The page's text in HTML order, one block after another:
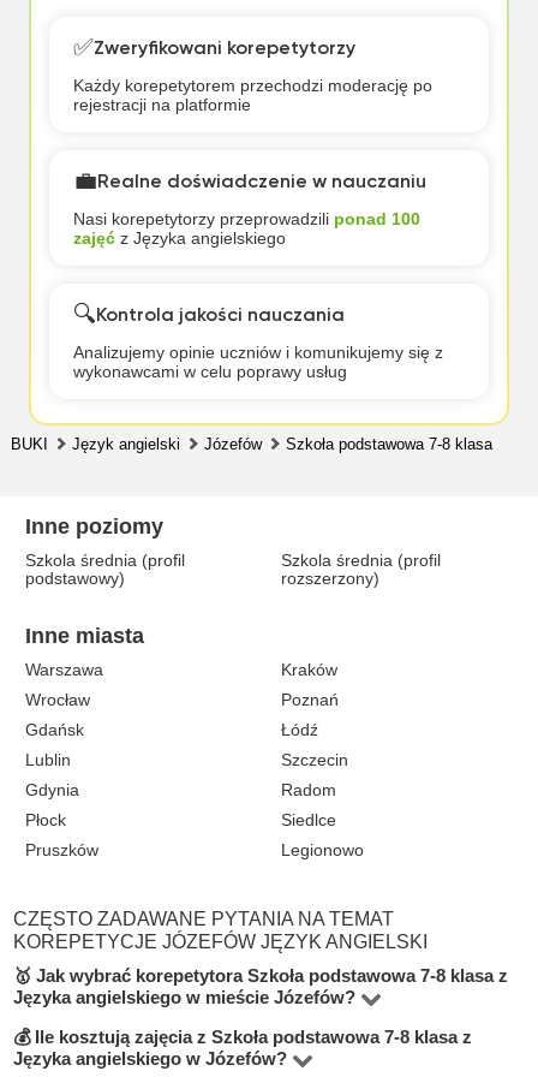
✅Zweryfikowani korepetytorzy
Każdy korepetytorem przechodzi moderację po
rejestracji na platformie
💼Realne doświadczenie w nauczaniu
Nasi korepetytorzy przeprowadzili ponad 100
zajęćz Języka angielskiego
🔍Kontrola jakości nauczania
Analizujemy opinie uczniów i komunikujemy się z
wykonawcami w celu poprawy usług
BUKI Język angielski Józefów Szkoła podstawowa 7-8 klasa
Inne poziomy
Szkola średnia (profil
podstawowy)
Szkola średnia (profil
rozszerzony)
Inne miasta
Warszawa
Kraków
Wrocław
Poznań
Gdańsk
Łódź
Lublin
Szczecin
Gdynia
Radom
Płock
Siedlce
Pruszków
Legionowo
CZĘSTO ZADAWANE PYTANIA NA TEMAT
KOREPETYCJE JÓZEFÓW JĘZYK ANGIELSKI
🥇 Jak wybrać korepetytora Szkoła podstawowa 7-8 klasa z
Języka angielskiego w mieście Józefów?
W kategorie Język angielski na poziomie Szkoła
podstawowa 7-8 klasa w mieście Józefów znajduje się 2
💰 Ile kosztują zajęcia z Szkoła podstawowa 7-8 klasa z
Języka angielskiego w Józefów?